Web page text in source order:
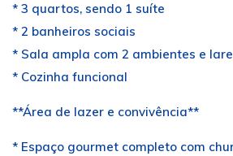
* 3 quartos, sendo 1 suíte
* 2 banheiros sociais
* Sala ampla com 2 ambientes e
* Cozinha funcional
**Área de lazer e convivência**
* Espaço gourmet completo com